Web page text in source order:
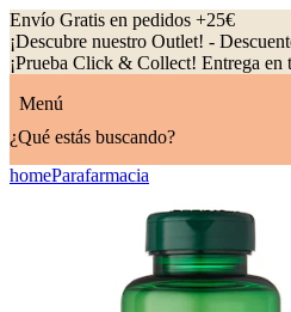
Envío Gratis en pedidos +25€
¡Descubre nuestro Outlet! -
¡Prueba Click & Collect! Entrega en
Menú
¿Qué estás buscando?
homeParafarmacia